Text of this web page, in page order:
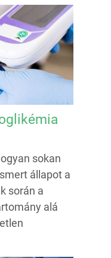
sokan
állapot a
során a
alá